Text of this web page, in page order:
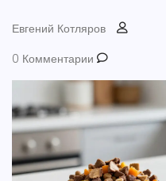
Евгений Котляров
0 Комментарии